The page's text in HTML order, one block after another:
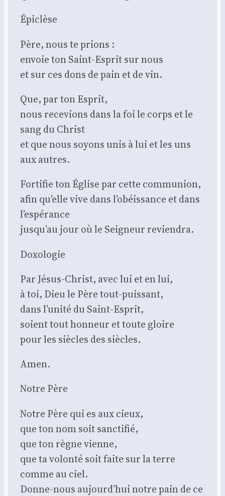
Épi­clèse
Père, nous te prions :
envoie ton Saint-Esprit sur nous
et sur ces dons de pain et de vin.
Que, par ton Esprit,
nous rece­vions dans la foi le corps et le
sang du Christ
et que nous soyons unis à lui et les uns
aux autres.
For­ti­fie ton Église par cette com­mu­nion,
afin qu’elle vive dans l’obéissance et dans
l’espérance
jusqu’au jour où le Sei­gneur revien­dra.
Doxo­lo­gie
Par Jésus-Christ, avec lui et en lui,
à toi, Dieu le Père tout-puis­sant,
dans l’unité du Saint-Esprit,
soient tout hon­neur et toute gloire
pour les siècles des siècles.
Amen.
Notre Père
Notre Père qui es aux cieux,
que ton nom soit sanc­ti­fié,
que ton règne vienne,
que ta volon­té soit faite sur la terre
comme au ciel.
Donne-nous aujourd’hui notre pain de ce